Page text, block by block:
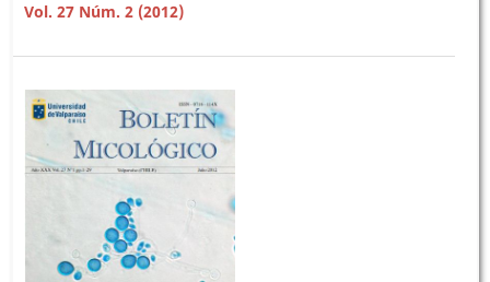
Vol. 27 Núm. 2 (2012)